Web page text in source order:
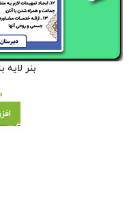
بنر لایه